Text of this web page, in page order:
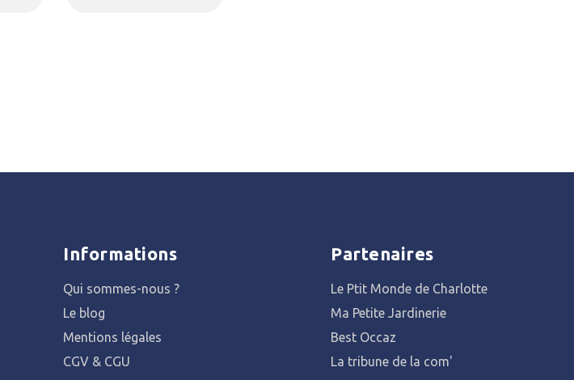
Informations
Qui sommes-nous ?
Le blog
Mentions légales
CGV & CGU
Partenaires
Le Ptit Monde de Charlotte
Ma Petite Jardinerie
Best Occaz
La tribune de la com'